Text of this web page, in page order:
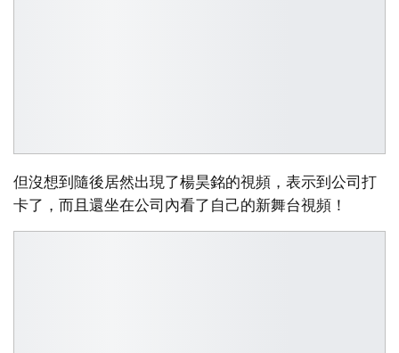
但沒想到隨後居然出現了楊昊銘的視頻，表示到公司打
卡了，而且還坐在公司內看了自己的新舞台視頻！